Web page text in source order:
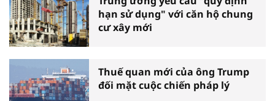
hạn sử dụng" với căn hộ chung
cư xây mới
Thuế quan mới của ông Trump
đối mặt cuộc chiến pháp lý